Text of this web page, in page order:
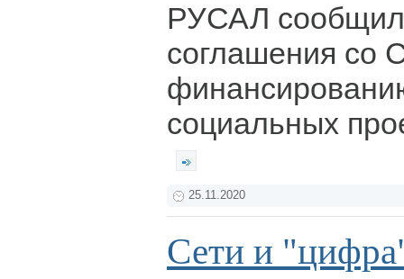
РУСАЛ
соглашения со
социальных
25.11.2020
Сети и